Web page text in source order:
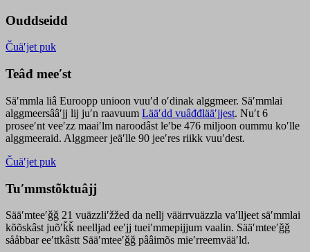
Ouddseidd
Čuäʹjet puk
Teâđ meeʹst
Säʹmmla liâ Euroopp unioon vuuʹd oʹdinak alggmeer. Säʹmmlai
alggmeersââʹjj lij juʹn raavuum Lääʹdd vuâđđlääʹjjest. Nuʹt 6
proseeʹnt veeʹzz maaiʹlm naroodâst leʹbe 476 miljoon oummu koʹlle
alggmeeraid. Alggmeer jeäʹlle 90 jeeʹres riikk vuuʹdest.
Čuäʹjet puk
Tuʹmmstõktuâjj
Sääʹmteeʹǧǧ 21 vuäzzliʹžžed da nellj väärrvuäzzla vaʹlljeet säʹmmlai
kõõskâst juõʹǩǩ neelljad eeʹjj tueiʹmmepijjum vaalin. Sääʹmteeʹǧǧ
sååbbar eeʹttkâstt Sääʹmteeʹǧǧ pââimõs mieʹrreemvääʹld.